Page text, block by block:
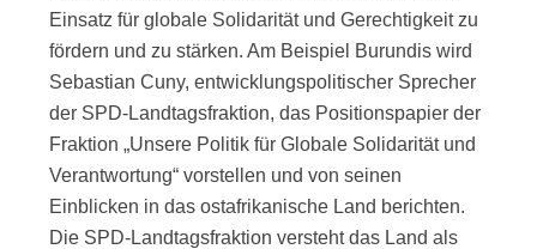
Einsatz für globale Solidarität und Gerechtigkeit zu
fördern und zu stärken. Am Beispiel Burundis wird
Sebastian Cuny, entwicklungspolitischer Sprecher
der SPD-Landtagsfraktion, das Positionspapier der
Fraktion „Unsere Politik für Globale Solidarität und
Verantwortung“ vorstellen und von seinen
Einblicken in das ostafrikanische Land berichten.
Die SPD-Landtagsfraktion versteht das Land als